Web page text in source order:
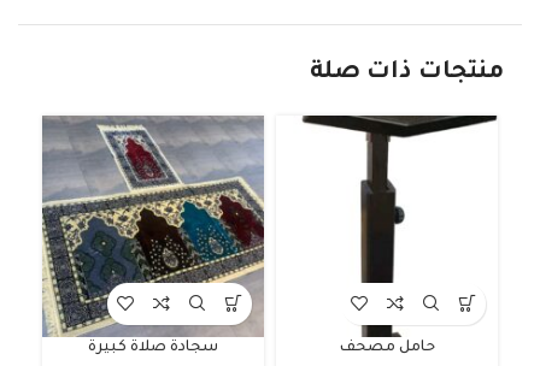
منتجات ذات صلة
حامل مصحف سجادة صلاة كبيرة